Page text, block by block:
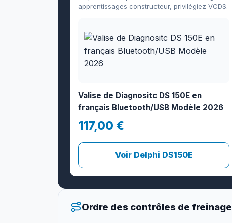
apprentissages constructeur, privilégiez VCDS.
Valise de Diagnositc DS 150E en
français Bluetooth/USB Modèle 2026
117,00 €
Voir Delphi DS150E
Ordre des contrôles de freinage